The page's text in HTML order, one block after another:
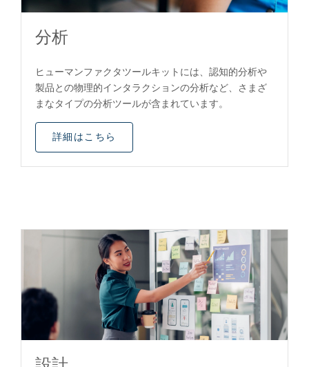
分析
ヒューマンファクタツールキットには、認知的分析や
製品との物理的インタラクションの分析など、さまざ
まなタイプの分析ツールが含まれています。
詳細はこちら